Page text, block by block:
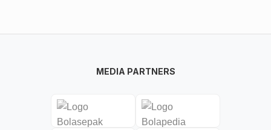
MEDIA PARTNERS